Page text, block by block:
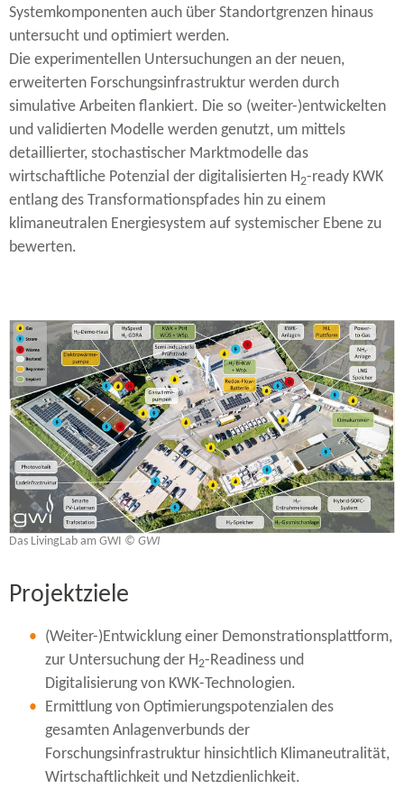
Systemkomponenten auch über Standortgrenzen hinaus
untersucht und optimiert werden.
Die experimentellen Untersuchungen an der neuen,
erweiterten Forschungsinfrastruktur werden durch
simulative Arbeiten flankiert. Die so (weiter-​)entwickelten
und validierten Modelle werden genutzt, um mittels
detaillierter, stochastischer Marktmodelle das
wirtschaftliche Potenzial der digitalisierten H2-​ready KWK
entlang des Transformationspfades hin zu einem
klimaneutralen Energiesystem auf systemischer Ebene zu
bewerten.
Das LivingLab am GWI © GWI
Projektziele
(Weiter-​)Entwicklung einer Demonstrationsplattform,
zur Untersuchung der H2-​Readiness und
Digitalisierung von KWK-​Technologien.
Ermittlung von Optimierungspotenzialen des
gesamten Anlagenverbunds der
Forschungsinfrastruktur hinsichtlich Klimaneutralität,
Wirtschaftlichkeit und Netzdienlichkeit.